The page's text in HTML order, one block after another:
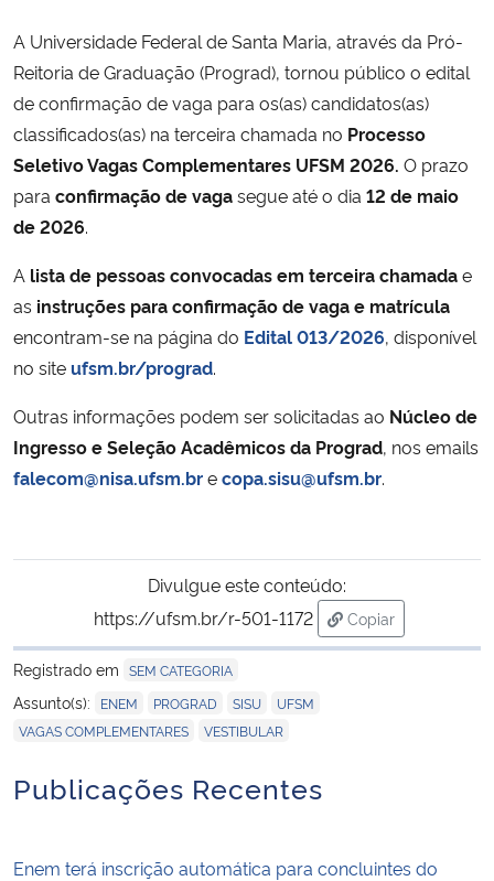
Ministério do Meio Ambiente
Ministério do Turismo
Ministério do Desenvolvimento Regional
Controladoria-Geral da União
Ministério da Mulher, da Família e dos Direitos Humanos
Secretaria-Geral
Gabinete de Segurança Institucional
Banco Central do Brasil
A Universidade Federal de Santa Maria, através da Pró-
Reitoria de Graduação (Prograd), tornou público o edital
de confirmação de vaga para os(as) candidatos(as)
classificados(as) na terceira chamada no Processo
Seletivo Vagas Complementares UFSM 2026. O prazo
para confirmação de vagasegue até o dia 12 de maio
de 2026.
A lista de pessoas convocadas em terceira chamadae
as instruções para confirmação de vaga e matrícula
encontram-se na página do Edital 013/2026, disponível
no site ufsm.br/prograd.
Outras informações podem ser solicitadas ao Núcleo de
Ingresso e Seleção Acadêmicos da Prograd, nos emails
falecom@nisa.ufsm.brecopa.sisu@ufsm.br.
Divulgue este conteúdo:
https://ufsm.br/r-501-1172
Copiar
para área de
Registrado em SEM CATEGORIA
Assunto(s): ENEM PROGRAD SISU UFSM
VAGAS COMPLEMENTARES VESTIBULAR
Publicações Recentes
Enem terá inscrição automática para concluintes do